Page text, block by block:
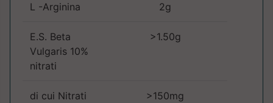
L -Arginina 2g
E.S. Beta
Vulgaris 10%
nitrati
>1.50g
di cui Nitrati >150mg